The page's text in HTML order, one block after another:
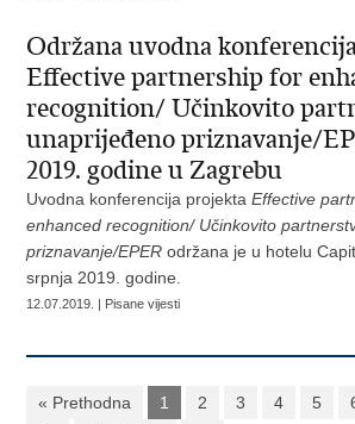
Održana uvodna
Effective partnership for
recognition/ Učinkovito
unaprijeđeno priznavanje/
2019. godine u Zagrebu
Uvodna konferencija projektaEffective
enhanced recognition/ Učinkovito
priznavanje/EPER održana je u hotelu
srpnja 2019. godine.
12.07.2019. | Pisane vijesti
« Prethodna 1 2 3 4 5